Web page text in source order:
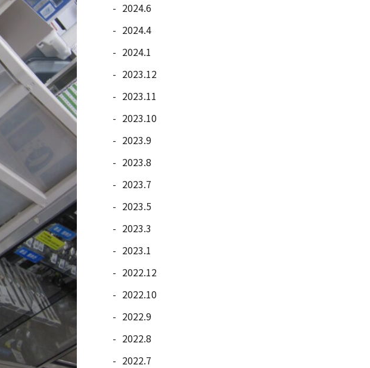
2024.6
2024.4
2024.1
2023.12
2023.11
2023.10
2023.9
2023.8
2023.7
2023.5
2023.3
2023.1
2022.12
2022.10
2022.9
2022.8
2022.7